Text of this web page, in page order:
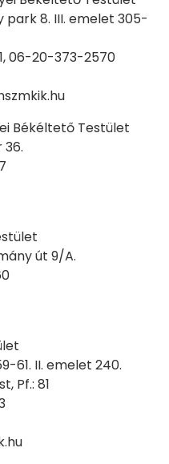
park 8. III. emelet 305-
06-20-373-2570
Békéltető Testület
út 9/A.
61. II. emelet 240.
Pf.: 81